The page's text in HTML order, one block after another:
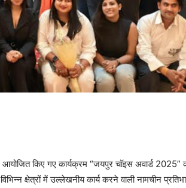
किए गए कार्यक्रम “जयपुर चॉइस अवार्ड 2025”
क्षेत्रों में उल्लेखनीय कार्य करने वाली नामचीन